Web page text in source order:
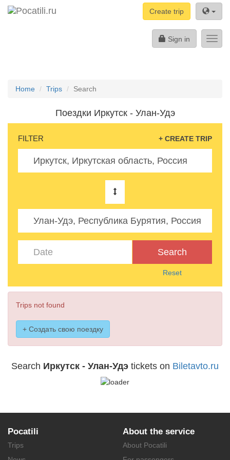
Create trip
Sign in
Home Trips Search
Поездки Иркутск - Улан-Удэ
FILTER + CREATE TRIP
Search
Reset
Trips not found
+ Создать свою поездку
Search Иркутск - Улан-Удэ tickets on Biletavto.ru
Pocatili
Trips
About the service
About Pocatili